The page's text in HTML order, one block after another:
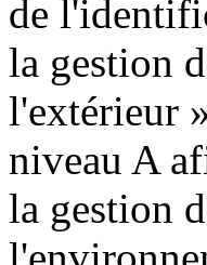
de
la gestion
l'extérieur
niveau A
la gestion